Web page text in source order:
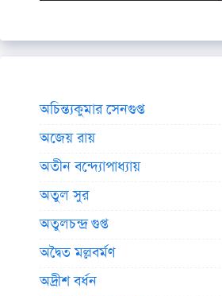
অচিন্ত্যকুমার সেনগুপ্ত
অজেয় রায়
অতীন বন্দ্যোপাধ্যায়
অতুল সুর
অতুলচন্দ্র গুপ্ত
অদ্বৈত মল্লবর্মণ
অদ্রীশ বর্ধন